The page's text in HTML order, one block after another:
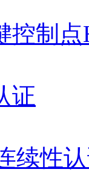
控制点
证
续性